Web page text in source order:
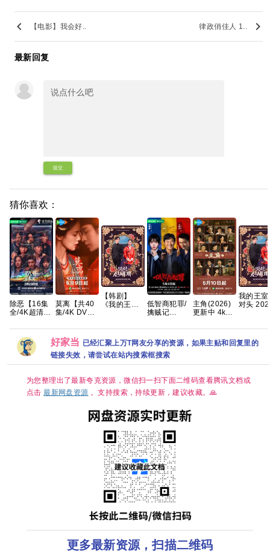
keyboard_arrow_left 【电影】我会好.. 律政俏佳人 1.. keyboard_arrow_right
最新回复
提交
猜你喜欢：
除恶【16集
全/4K超清臻
迷雾剧场，
开年人性犯
罪大剧 夸克
莫离‎【共40
集/4K DV
无 三无千金
许配废物王
爷 夸克
【韩剧】
《我的王室
张胜祖 李世
熙 金玟锡 蔡
书安 金海淑
2026/喜剧/
爱情/奇幻/已
低智商犯罪/
擒贼记
骁/ 田曦薇 /
】【悬疑/ 犯
罪】【国语
中字】【4K
持续更新】
主角(2026)
更新中 4k高
[网盘资源]
[1GB集]
我的王室
对头
情】 【
妍 / 许南
俊】【韩
好家当 已经汇聚上万T网友分享的资源，如果主贴和回复里的
链接失效，请尝试在站内搜索框搜索
为您整理出了最新夸克资源，微信扫一扫下面二维码查看腾讯文档或
点击最新网盘资源 。支持搜索，持续更新，建议收藏。🙏
更多最新资源，扫描二维码